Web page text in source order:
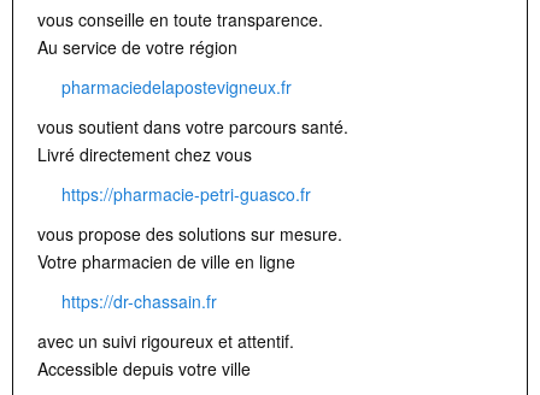
vous conseille en toute transparence.
Au service de votre région
pharmaciedelapostevigneux.fr
vous soutient dans votre parcours santé.
Livré directement chez vous
https://pharmacie-petri-guasco.fr
vous propose des solutions sur mesure.
Votre pharmacien de ville en ligne
https://dr-chassain.fr
avec un suivi rigoureux et attentif.
Accessible depuis votre ville